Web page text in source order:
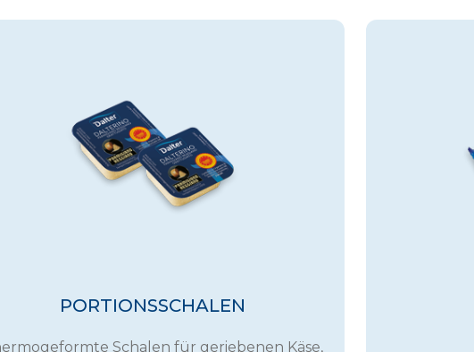
PORTIONSSCHALEN
Schalen für geriebenen Käse,